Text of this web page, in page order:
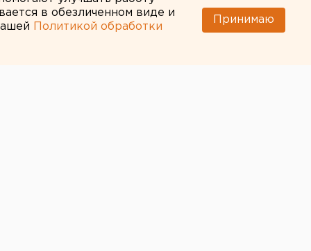
в обезличенном виде и
Политикой обработки
Принимаю